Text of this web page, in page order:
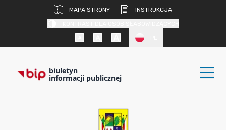
MAPA STRONY
INSTRUKCJA
biuletyn
informacji publicznej